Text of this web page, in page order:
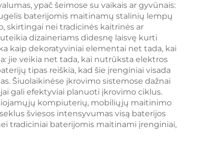
ypač šeimose su vaikais ar gyvūnais:
baterijomis maitinamų stalinių lempų
skirtingai nei tradicinės kaitrinės ar
dizaineriams didesnę laisvę kurti
kaip dekoratyviniai elementai net tada, kai
jie veikia net tada, kai nutrūksta elektros
tipas reiškia, kad šie įrenginiai visada
Šiuolaikinėse įkrovimo sistemose dažnai
gali efektyviai planuoti įkrovimo ciklus.
kompiuterių, mobiliųjų maitinimo
šviesos intensyvumas visą baterijos
tradiciniai baterijomis maitinami įrenginiai,